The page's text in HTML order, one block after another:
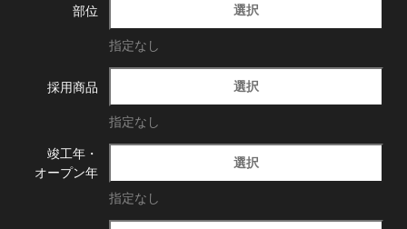
部位 選択
指定なし
採用商品 選択
指定なし
竣工年・
オープン年
選択
指定なし